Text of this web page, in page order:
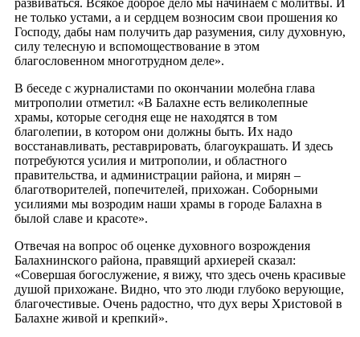
не только устами, а и сердцем возносим свои прошения ко
Господу, дабы нам получить дар разумения, силу духовную,
силу телесную и вспомоществование в этом
благословенном многотрудном деле».
В беседе с журналистами по окончании молебна глава
митрополии отметил: «В Балахне есть великолепные
храмы, которые сегодня еще не находятся в том
благолепии, в котором они должны быть. Их надо
восстанавливать, реставрировать, благоукрашать. И здесь
потребуются усилия и митрополии, и областного
правительства, и администрации района, и мирян –
благотворителей, попечителей, прихожан. Соборными
усилиями мы возродим наши храмы в городе Балахна в
былой славе и красоте».
Отвечая на вопрос об оценке духовного возрождения
Балахнинского района, правящий архиерей сказал:
«Совершая богослужение, я вижу, что здесь очень красивые
душой прихожане. Видно, что это люди глубоко верующие,
благочестивые. Очень радостно, что дух веры Христовой в
Балахне живой и крепкий».